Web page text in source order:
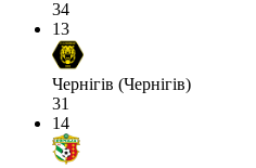
34
13
Чернігів (Чернігів)
31
14